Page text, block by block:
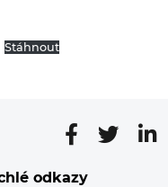
Stáhnout
odkazy